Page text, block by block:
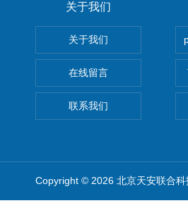
关于我们
关于我们
在线留言
联系我们
Copyright © 2026 北京天安联合